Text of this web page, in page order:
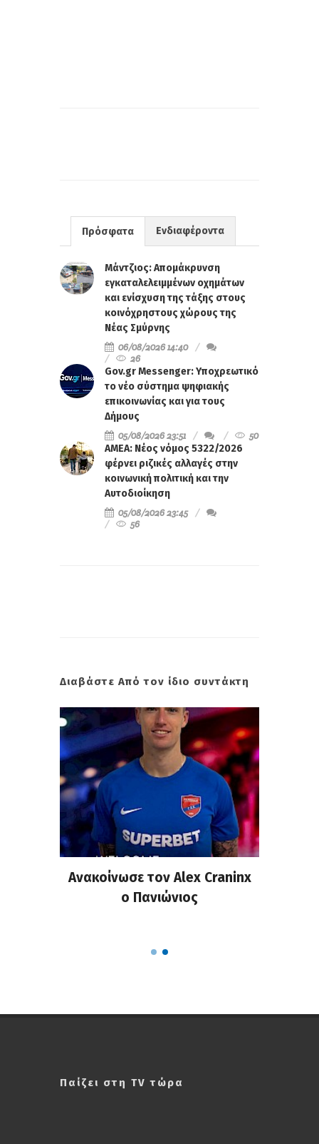
Πρόσφατα Ενδιαφέροντα
Μάντζιος: Απομάκρυνση
εγκαταλελειμμένων οχημάτων
και ενίσχυση της τάξης στους
κοινόχρηστους χώρους της
Νέας Σμύρνης
06/08/2026 14:40
26
Gov.gr Messenger: Υποχρεωτικό
το νέο σύστημα ψηφιακής
επικοινωνίας και για τους
Δήμους
05/08/2026 23:51
50
ΑΜΕΑ: Νέος νόμος 5322/2026
φέρνει ριζικές αλλαγές στην
κοινωνική πολιτική και την
Αυτοδιοίκηση
05/08/2026 23:45
56
Διαβάστε Από τον ίδιο συντάκτη
Ανακοίνωσε τον Alex Craninx
ο Πανιώνιος
Παίζει στη TV τώρα